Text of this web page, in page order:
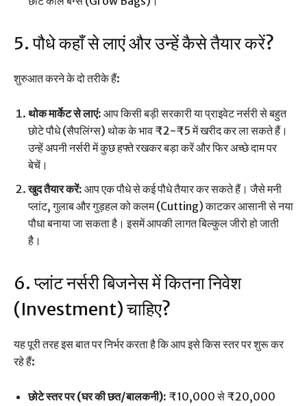
5. पौधे कहाँ से लाएं और उन्हें कैसे तैयार करें?
शुरुआत करने के दो तरीके हैं:
थोक मार्केट से लाएं: आप किसी बड़ी सरकारी या प्राइवेट नर्सरी से बहुत
छोटे पौधे (सैपलिंग्स) थोक के भाव ₹2-₹5 में खरीद कर ला सकते हैं।
उन्हें अपनी नर्सरी में कुछ हफ्ते रखकर बड़ा करें और फिर अच्छे दाम पर
बेचें।
खुद तैयार करें: आप एक पौधे से कई पौधे तैयार कर सकते हैं। जैसे मनी
प्लांट, गुलाब और गुड़हल को कलम (Cutting) काटकर आसानी से नया
पौधा बनाया जा सकता है। इसमें आपकी लागत बिल्कुल जीरो हो जाती
है।
6. प्लांट नर्सरी बिजनेस में कितना निवेश
(Investment) चाहिए?
यह पूरी तरह इस बात पर निर्भर करता है कि आप इसे किस स्तर पर शुरू कर
रहे हैं:
छोटे स्तर पर (घर की छत/बालकनी): ₹10,000 से ₹20,000